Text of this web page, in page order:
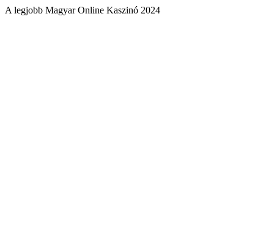
A legjobb Magyar Online Kaszinó 2024